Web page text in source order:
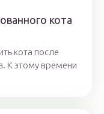
кота
кота после
К этому времени